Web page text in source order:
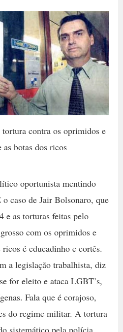
tortura contra os oprimidos e
as botas dos ricos
oportunista mentindo
caso de Jair Bolsonaro, que
e as torturas feitas pelo
com os oprimidos e
é educadinho e cortês.
a legislação trabalhista, diz
for eleito e ataca LGBT’s,
Fala que é corajoso,
do regime militar. A tortura
sistemático pela polícia